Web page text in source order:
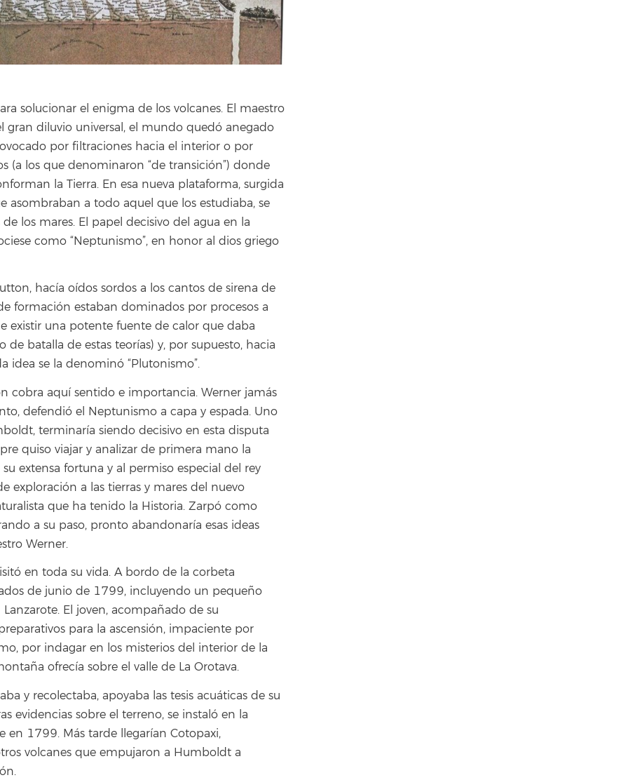
solucionar el enigma de los volcanes. El maestro
diluvio universal, el mundo quedó anegado
por filtraciones hacia el interior o por
(a los que denominaron “de transición”) donde
la Tierra. En esa nueva plataforma, surgida
asombraban a todo aquel que los estudiaba, se
los mares. El papel decisivo del agua en la
como “Neptunismo”, en honor al dios griego
hacía oídos sordos a los cantos de sirena de
formación estaban dominados por procesos a
existir una potente fuente de calor que daba
batalla de estas teorías) y, por supuesto, hacia
idea se la denominó “Plutonismo”.
cobra aquí sentido e importancia. Werner jamás
defendió el Neptunismo a capa y espada. Uno
terminaría siendo decisivo en esta disputa
quiso viajar y analizar de primera mano la
extensa fortuna y al permiso especial del rey
exploración a las tierras y mares del nuevo
que ha tenido la Historia. Zarpó como
a su paso, pronto abandonaría esas ideas
Werner.
en toda su vida. A bordo de la corbeta
de junio de 1799, incluyendo un pequeño
El joven, acompañado de su
para la ascensión, impaciente por
por indagar en los misterios del interior de la
ofrecía sobre el valle de La Orotava.
y recolectaba, apoyaba las tesis acuáticas de su
evidencias sobre el terreno, se instaló en la
en 1799. Más tarde llegarían Cotopaxi,
volcanes que empujaron a Humboldt a